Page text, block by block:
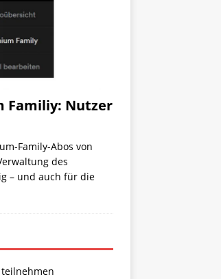
Familiy: Nutzer
Family-Abos von
des
– und auch für die